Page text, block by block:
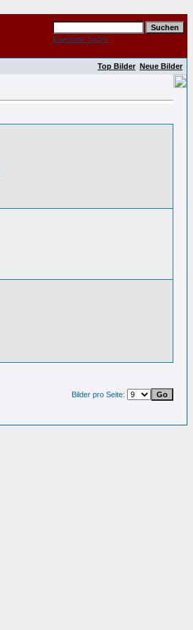
Erweiterte Suche
Top Bilder Neue Bilder
Bilder pro Seite: